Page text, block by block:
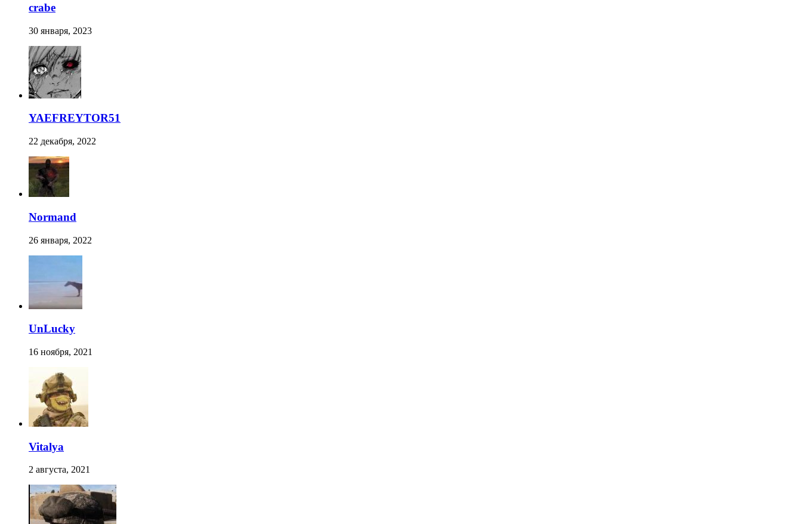
crabe
30 января, 2023
YAEFREYTOR51
22 декабря, 2022
Normand
26 января, 2022
UnLucky
16 ноября, 2021
Vitalya
2 августа, 2021